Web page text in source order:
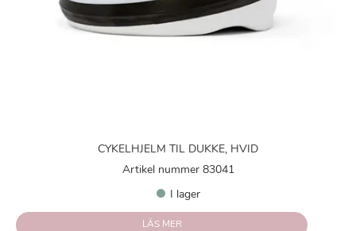
CYKELHJELM TIL DUKKE, HVID
Artikel nummer 83041
I lager
LÄS MER